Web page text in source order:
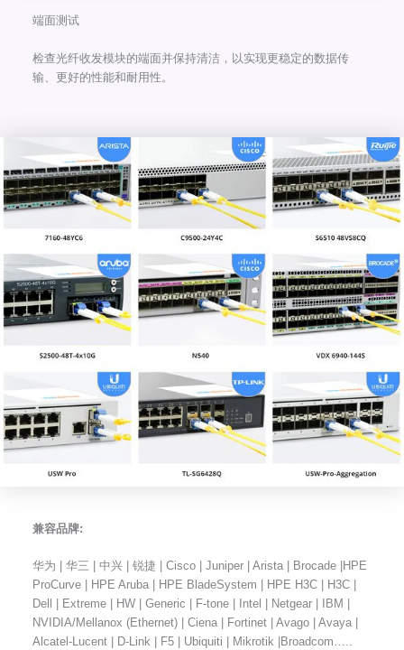
端面测试
检查光纤收发模块的端面并保持清洁，以实现更稳定的数据传
输、更好的性能和耐用性。
兼容品牌:
华为 | 华三 | 中兴 | 锐捷 | Cisco | Juniper | Arista | Brocade |HPE
ProCurve | HPE Aruba | HPE BladeSystem | HPE H3C | H3C |
Dell | Extreme | HW | Generic | F-tone | Intel | Netgear | IBM |
NVIDIA/Mellanox (Ethernet) | Ciena | Fortinet | Avago | Avaya |
Alcatel-Lucent | D-Link | F5 | Ubiquiti | Mikrotik |Broadcom…..